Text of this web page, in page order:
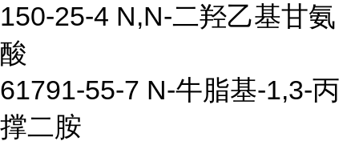
150-25-4 N,N-二羟乙基甘氨
酸
61791-55-7 N-牛脂基-1,3-丙
撑二胺